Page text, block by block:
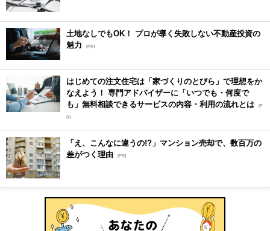
土地なしでもOK！ プロが導く失敗しない不動産投資の
魅力
[PR]
はじめての注文住宅は「家づくりのとびら」で理想をか
なえよう！ 専門アドバイザーに「いつでも・何度で
も」無料相談できるサービスの内容・利用の流れとは [P
R]
「え、こんなに違うの!?」マンション売却で、数百万の
差がつく理由 [PR]